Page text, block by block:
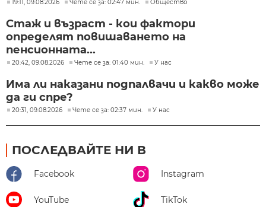
19:11, 09.08.2026 Чете се за: 02:47 мин. Общество
Стаж и възраст - кои фактори
определят повишаването на
пенсионната...
20:42, 09.08.2026 Чете се за: 01:40 мин. У нас
Има ли наказани подпалвачи и какво може
да ги спре?
20:31, 09.08.2026 Чете се за: 02:37 мин. У нас
ПОСЛЕДВАЙТЕ НИ В
Facebook Instagram
YouTube TikTok